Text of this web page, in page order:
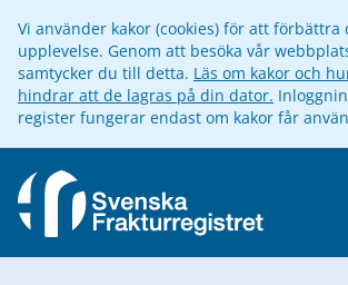
Vi använder kakor (cookies) för att förbättra
upplevelse. Genom att besöka vår
samtycker du till detta. Läs om kakor och
hindrar att de lagras på din dator.
register fungerar endast om kakor får